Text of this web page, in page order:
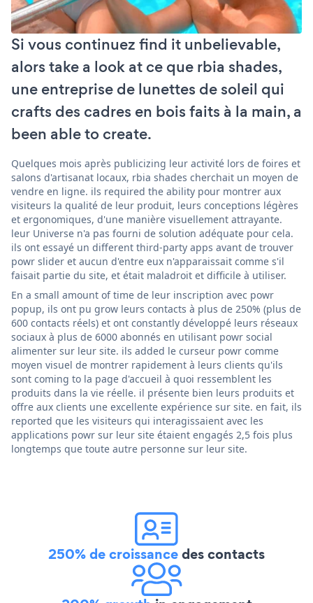
Si vous continuez find it unbelievable,
alors take a look at ce que rbia shades,
une entreprise de lunettes de soleil qui
crafts des cadres en bois faits à la main, a
been able to create.
Quelques mois après publicizing leur activité lors de foires et
salons d'artisanat locaux, rbia shades cherchait un moyen de
vendre en ligne. ils required the ability pour montrer aux
visiteurs la qualité de leur produit, leurs conceptions légères
et ergonomiques, d'une manière visuellement attrayante.
leur Universe n'a pas fourni de solution adéquate pour cela.
ils ont essayé un different third-party apps avant de trouver
powr slider et aucun d'entre eux n'apparaissait comme s'il
faisait partie du site, et était maladroit et difficile à utiliser.
En a small amount of time de leur inscription avec powr
popup, ils ont pu grow leurs contacts à plus de 250% (plus de
600 contacts réels) et ont constantly développé leurs réseaux
sociaux à plus de 6000 abonnés en utilisant powr social
alimenter sur leur site. ils added le curseur powr comme
moyen visuel de montrer rapidement à leurs clients qu'ils
sont coming to la page d'accueil à quoi ressemblent les
produits dans la vie réelle. il présente bien leurs produits et
offre aux clients une excellente expérience sur site. en fait, ils
reported que les visiteurs qui interagissaient avec les
applications powr sur leur site étaient engagés 2,5 fois plus
longtemps que toute autre personne sur leur site.
250% de croissancedes contacts